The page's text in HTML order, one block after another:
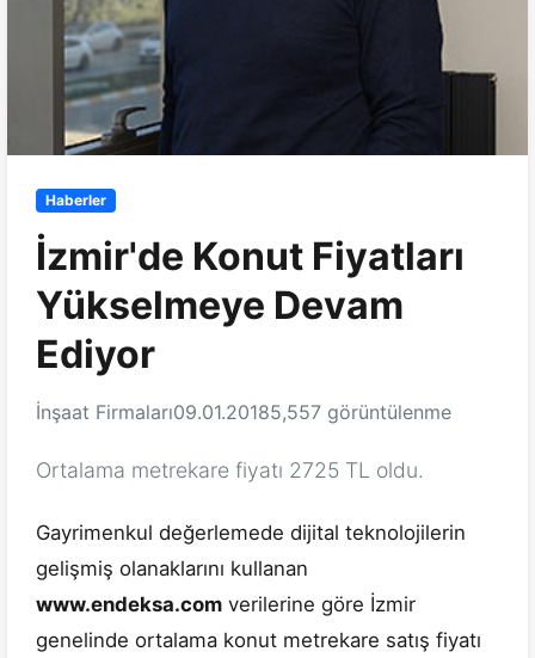
Haberler
İzmir'de Konut Fiyatları
Yükselmeye Devam
Ediyor
İnşaat Firmaları09.01.20185,557 görüntülenme
Ortalama metrekare fiyatı 2725 TL oldu.
Gayrimenkul değerlemede dijital teknolojilerin
gelişmiş olanaklarını kullanan
www.endeksa.com verilerine göre İzmir
genelinde ortalama konut metrekare satış fiyatı